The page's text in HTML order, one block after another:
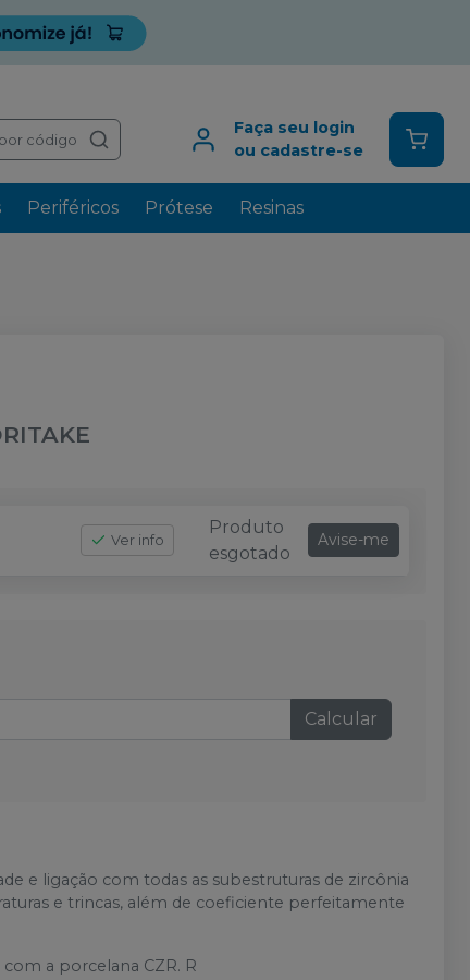
código
Faça seu login
ou cadastre-se
Periféricos Prótese Resinas
Ver info
Produto
esgotado
Avise-me
Calcular
e ligação com todas as subestruturas de zircônia
e trincas, além de coeficiente perfeitamente
a porcelana CZR. R